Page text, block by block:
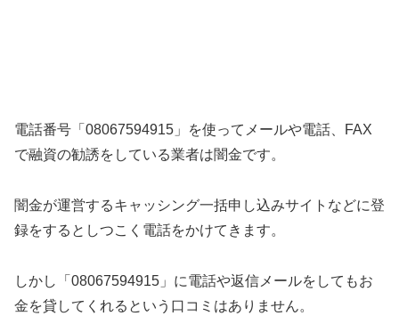
電話番号「08067594915」を使ってメールや電話、FAX
で融資の勧誘をしている業者は闇金です。
闇金が運営するキャッシング一括申し込みサイトなどに登
録をするとしつこく電話をかけてきます。
しかし「08067594915」に電話や返信メールをしてもお
金を貸してくれるという口コミはありません。